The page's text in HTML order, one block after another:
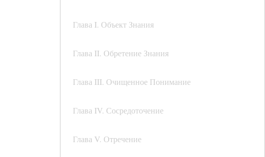
Глава I. Объект Знания
Глава II. Обретение Знания
Глава III. Очищенное Понимание
Глава IV. Сосредоточение
Глава V. Отречение